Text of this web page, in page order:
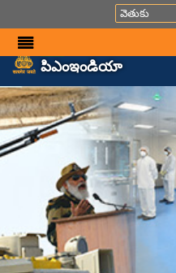
Search
పిఎంఇండియా